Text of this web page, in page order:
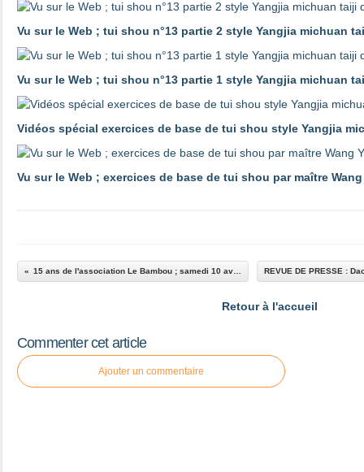
Vu sur le Web ; tui shou n°13 partie 2 style Yangjia michuan
Vu sur le Web ; tui shou n°13 partie 1 style Yangjia michuan
Vidéos spécial exercices de base de tui shou style Yangjia
Vu sur le Web ; exercices de base de tui shou par maître Wang
Retour à l'accueil
Commenter cet article
Ajouter un commentaire